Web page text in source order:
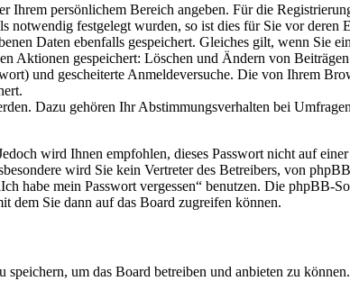
persönlichem Bereich angeben. Für die
festgelegt wurden, so ist dies für Sie vor deren
Daten ebenfalls gespeichert. Gleiches gilt, wenn Sie
Aktionen gespeichert: Löschen und Ändern von
und gescheiterte Anmeldeversuche. Die von Ihrem
Dazu gehören Ihr Abstimmungsverhalten bei
wird Ihnen empfohlen, dieses Passwort nicht auf
wird Sie kein Vertreter des Betreibers, von
habe mein Passwort vergessen“ benutzen. Die phpBB-
dem Sie dann auf das Board zugreifen können.
um das Board betreiben und anbieten zu können.